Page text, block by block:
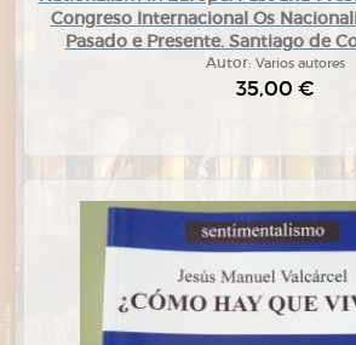
Congreso Internacional Os
Pasado e Presente. Santiago de
Autor: Varios autores
35,00 €